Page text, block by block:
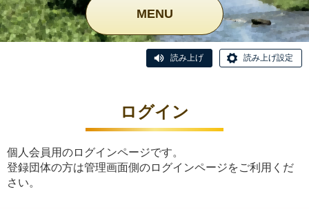
MENU
読み上げ 読み上げ設定
ログイン
個人会員用のログインページです。
登録団体の方は管理画面側のログインページをご利用くだ
さい。